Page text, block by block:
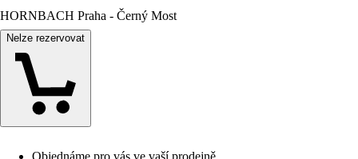
HORNBACH Praha - Černý Most
Nelze rezervovat
Objednáme pro vás ve vaší prodejně.